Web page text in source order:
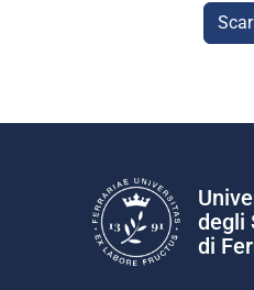
degli
di